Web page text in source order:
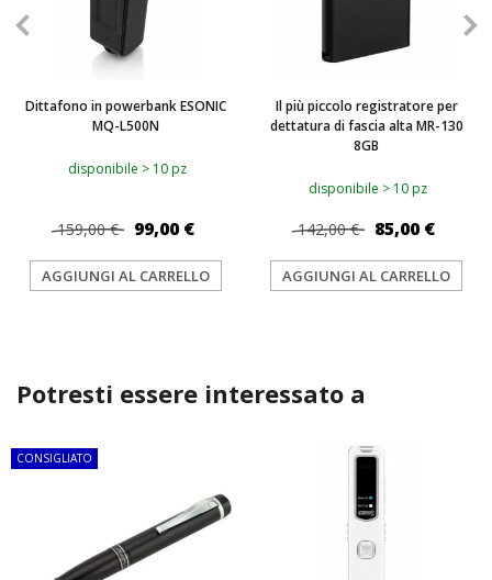
Dittafono in powerbank ESONIC
MQ-L500N
disponibile > 10 pz
159,00 € 99,00 €
AGGIUNGI AL CARRELLO
Il più piccolo registratore per
dettatura di fascia alta MR-130
8GB
disponibile > 10 pz
142,00 € 85,00 €
AGGIUNGI AL CARRELLO
Potresti essere interessato a
CONSIGLIATO